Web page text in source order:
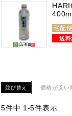
宅配便
並び替え 価格が安い
5件中 1-5件表示